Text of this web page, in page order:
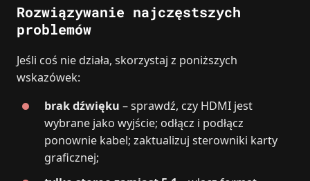
Rozwiązywanie najczęstszych
problemów
Jeśli coś nie działa, skorzystaj z poniższych
wskazówek:
brak dźwięku – sprawdź, czy HDMI jest
wybrane jako wyjście; odłącz i podłącz
ponownie kabel; zaktualizuj sterowniki karty
graficznej;